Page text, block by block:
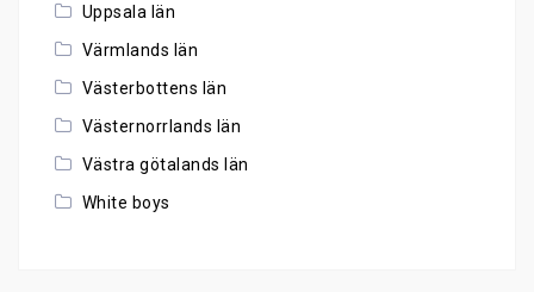
Uppsala län
Värmlands län
Västerbottens län
Västernorrlands län
Västra götalands län
White boys